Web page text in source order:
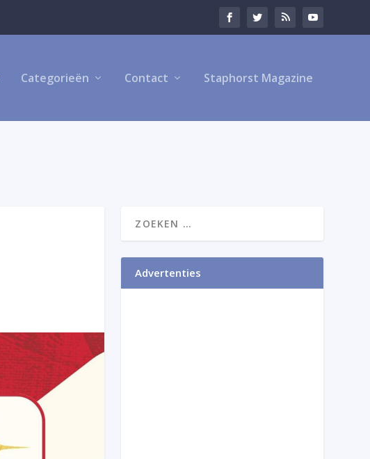
Categorieën Contact Staphorst Magazine
Advertenties